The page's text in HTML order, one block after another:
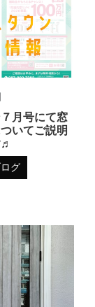
月号にて窓
いてご説明
グ